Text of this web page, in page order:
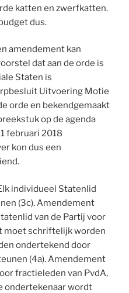
katten en zwerfkatten.
dus.
amendement kan
dat aan de orde is
Staten is
Uitvoering Motie
orde en bekendgemaakt
op de agenda
februari 2018
kon dus een
individueel Statenlid
(3c). Amendement
van de Partij voor
moet schriftelijk worden
ondertekend door
(4a). Amendement
fractieleden van PvdA,
ondertekenaar wordt